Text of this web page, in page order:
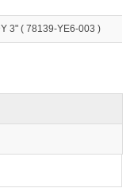
3" ( 78139-YE6-003 )